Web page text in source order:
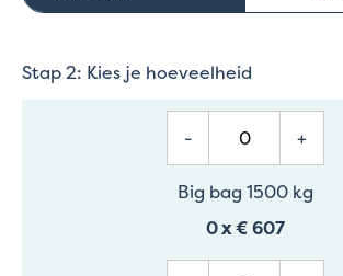
Stap 2: Kies je hoeveelheid
- +
Big bag 1500 kg
0x€ 607